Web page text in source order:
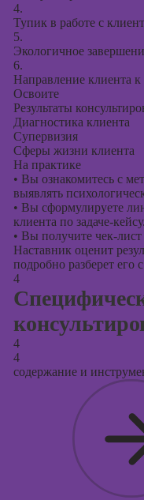
4.
Тупик в работе с
5.
Экологичное
6.
Направление клиента
Освоите
Результаты
Диагностика клиента
Супервизия
Сферы жизни клиента
На практике
• Вы ознакомитесь с
выявлять
• Вы сформулируете
клиента по задаче-кейсу.
• Вы получите чек-
Наставник оценит
подробно разберет его
4
4
4
содержание и